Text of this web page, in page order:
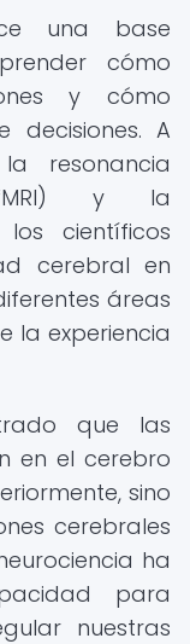
una base
cómo
y cómo
decisiones. A
resonancia
y la
los científicos
cerebral en
áreas
la experiencia
que las
en el cerebro
sino
cerebrales
ha
para
nuestras